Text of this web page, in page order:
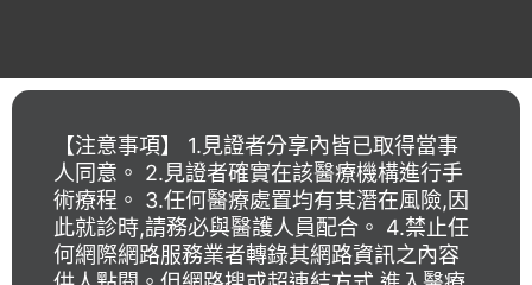
【注意事項】 1.見證者分享內皆已取得當事
人同意。 2.見證者確實在該醫療機構進行手
術療程。 3.任何醫療處置均有其潛在風險,因
此就診時,請務必與醫護人員配合。 4.禁止任
何網際網路服務業者轉錄其網路資訊之內容